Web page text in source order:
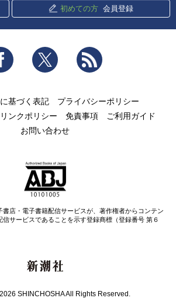
初めての方 会員登録
Facebook Twitter
基づく表記
プライバシーポリシー
リンクポリシー 免責事項
ご利用ガイド
お問い合わせ
書店・電子書籍配信サービスが、著作権者からコンテン
サービスであることを示す登録商標（登録番号 第６
SHINCHOSHA All Rights Reserved.